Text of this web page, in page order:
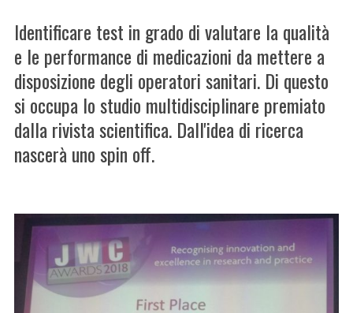
Identificare test in grado di valutare la qualità
e le performance di medicazioni da mettere a
disposizione degli operatori sanitari. Di questo
si occupa lo studio multidisciplinare premiato
dalla rivista scientifica. Dall'idea di ricerca
nascerà uno spin off.